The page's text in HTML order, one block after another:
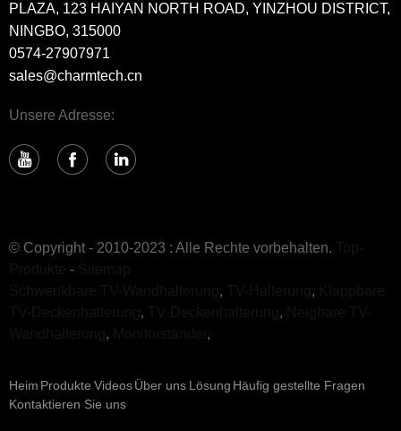
PLAZA, 123 HAIYAN NORTH ROAD, YINZHOU DISTRICT,
NINGBO, 315000
0574-27907971
sales@charmtech.cn
Unsere Adresse:
© Copyright - 2010-2023 : Alle Rechte vorbehalten.
-
, ,
, ,
, ,
Heim Produkte Videos Über uns Lösung Häufig gestellte Fragen
Kontaktieren Sie uns